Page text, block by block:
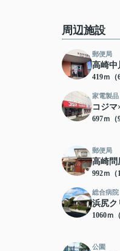
周辺施設
郵便局
高崎中
419ｍ（
家電製品
コジ
697ｍ（
郵便局
高崎問
992ｍ（
総合病院
浜尻ク
1060ｍ
公園